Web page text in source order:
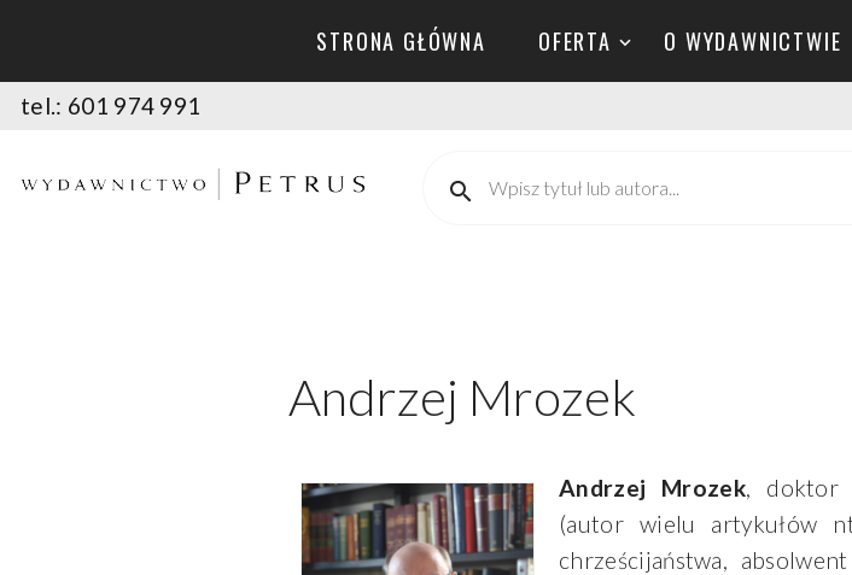
STRONA GŁÓWNA OFERTA O WYDAWNICTWIE
tel.: 601 974 991
Andrzej Mrozek
Andrzej Mrozek, doktor
(autor wielu artykułów
chrześcijaństwa,